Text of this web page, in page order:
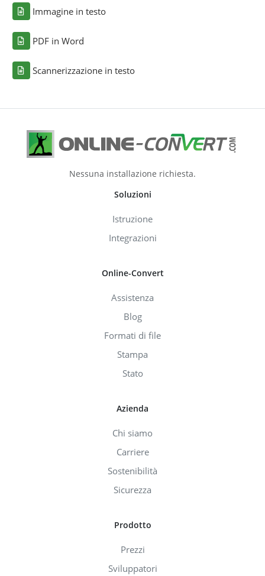
Immagine in testo
PDF in Word
Scannerizzazione in testo
Nessuna installazione richiesta.
Soluzioni
Istruzione
Integrazioni
Online-Convert
Assistenza
Blog
Formati di file
Stampa
Stato
Azienda
Chi siamo
Carriere
Sostenibilità
Sicurezza
Prodotto
Prezzi
Sviluppatori